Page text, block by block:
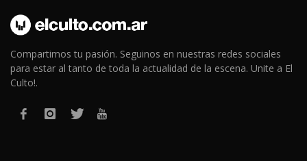
Compartimos tu pasión. Seguinos en nuestras redes sociales
para estar al tanto de toda la actualidad de la escena. Unite a El
Culto!.